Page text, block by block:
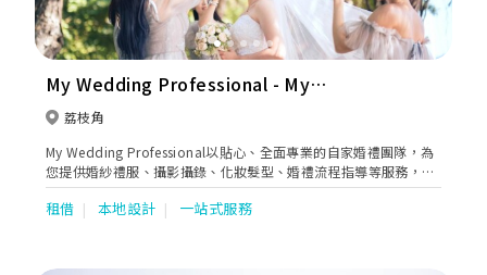
My Wedding Professional - My
Seasons 四季薈
荔枝角
My Wedding Professional以貼心、全面專業的自家婚禮團隊，為
您提供婚紗禮服、攝影攝錄、化妝髮型、婚禮流程指導等服務，讓
您以最完美姿態享受甜蜜難忘的婚禮。
租借 本地設計 一站式服務